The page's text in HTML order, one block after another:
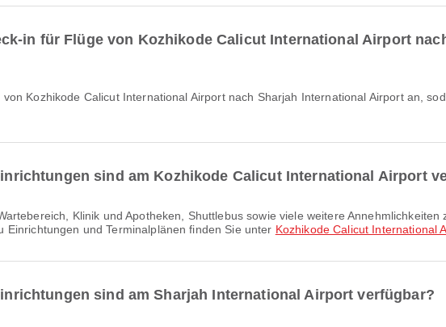
in für Flüge von Kozhikode Calicut International Airport
sind am Kozhikode Calicut International Airport
und Terminalplänen finden Sie unter Kozhikode Calicut International
sind am Sharjah International Airport verfügbar?